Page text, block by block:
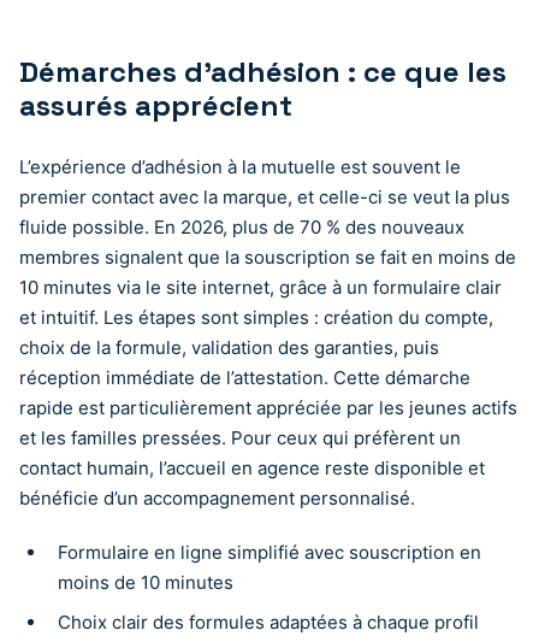
Démarches d’adhésion : ce que les
assurés apprécient
L’expérience d’adhésion à la mutuelle est souvent le
premier contact avec la marque, et celle-ci se veut la plus
fluide possible. En 2026, plus de 70 % des nouveaux
membres signalent que la souscription se fait en moins de
10 minutes via le site internet, grâce à un formulaire clair
et intuitif. Les étapes sont simples : création du compte,
choix de la formule, validation des garanties, puis
réception immédiate de l’attestation. Cette démarche
rapide est particulièrement appréciée par les jeunes actifs
et les familles pressées. Pour ceux qui préfèrent un
contact humain, l’accueil en agence reste disponible et
bénéficie d’un accompagnement personnalisé.
Formulaire en ligne simplifié avec souscription en
moins de 10 minutes
Choix clair des formules adaptées à chaque profil